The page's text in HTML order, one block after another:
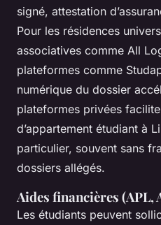
signé, attestation
Pour les résidences
associatives comme All
plateformes comme
numérique du dossier
plateformes privées
d’appartement étudiant à
particulier, souvent sans
dossiers allégés.
Aides financières
Les étudiants peuvent